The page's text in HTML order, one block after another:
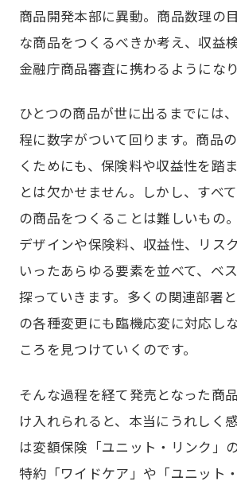
商品開発本部に異動。商品数理の
な商品をつくるべきか考え、収益
金融庁商品審査に携わるようになり
ひとつの商品が世に出るまでには
程に数字がついて回ります。商品
くためにも、保険料や収益性を踏
とは欠かせません。しかし、すべ
の商品をつくることは難しいもの
デザインや保険料、収益性、リス
いったあらゆる要素を並べて、ベ
探っていきます。多くの関連部署
の各種変更にも臨機応変に対応し
ころを見つけていくのです。
そんな過程を経て発売となった商
け入れられると、本当にうれしく
は変額保険「ユニット・リンク」
特約「ワイドケア」や「ユニット